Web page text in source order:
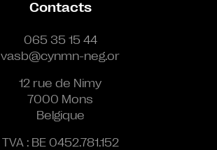
Contacts
065 35 15 44
vasb@cynmn-neg.or
12 rue de Nimy
7000 Mons
Belgique
TVA : BE 0452.781.152